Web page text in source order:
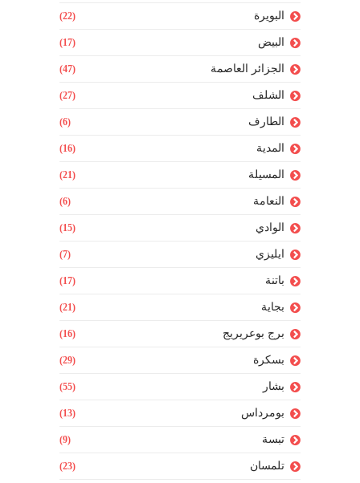
البويرة (22)
البيض (17)
الجزائر العاصمة (47)
الشلف (27)
الطارف (6)
المدية (16)
المسيلة (21)
النعامة (6)
الوادي (15)
ايليزي (7)
باتنة (17)
بجاية (21)
برج بوعريريج (16)
بسكرة (29)
بشار (55)
بومرداس (13)
تبسة (9)
تلمسان (23)